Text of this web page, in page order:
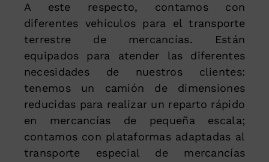
A este respecto, contamos con
diferentes vehículos para el transporte
terrestre de mercancías. Están
equipados para atender las diferentes
necesidades de nuestros clientes:
tenemos un camión de dimensiones
reducidas para realizar un reparto rápido
en mercancías de pequeña escala;
contamos con plataformas adaptadas al
transporte especial de mercancías